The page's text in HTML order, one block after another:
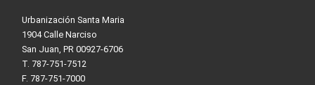
Urbanización Santa Maria
1904 Calle Narciso
San Juan, PR 00927-6706
T. 787-751-7512
F. 787-751-7000